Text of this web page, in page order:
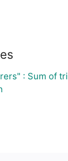
: Sum of